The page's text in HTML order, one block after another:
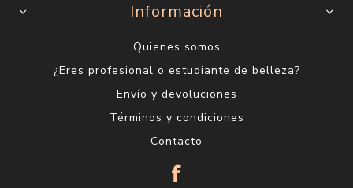
Información
Quienes somos
¿Eres profesional o estudiante de belleza?
Envío y devoluciones
Términos y condiciones
Contacto